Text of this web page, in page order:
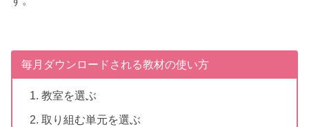
毎月ダウンロードされる教材の使い方
教室を選ぶ
取り組む単元を選ぶ